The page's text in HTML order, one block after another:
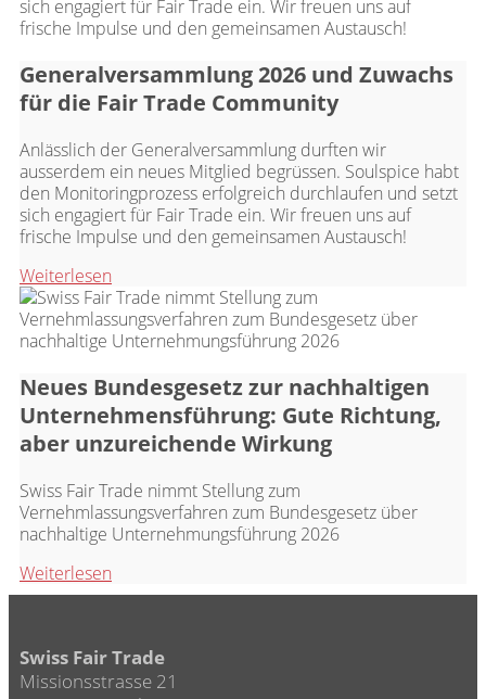
Generalversammlung 2026 und Zuwachs
für die Fair Trade Community
Anlässlich der Generalversammlung durften wir
ausserdem ein neues Mitglied begrüssen. Soulspice habt
den Monitoringprozess erfolgreich durchlaufen und setzt
sich engagiert für Fair Trade ein. Wir freuen uns auf
frische Impulse und den gemeinsamen Austausch!
Weiterlesen
Neues Bundesgesetz zur nachhaltigen
Unternehmensführung: Gute Richtung,
aber unzureichende Wirkung
Swiss Fair Trade nimmt Stellung zum
Vernehmlassungsverfahren zum Bundesgesetz über
nachhaltige Unternehmungsführung 2026
Weiterlesen
Swiss Fair Trade
Missionsstrasse 21